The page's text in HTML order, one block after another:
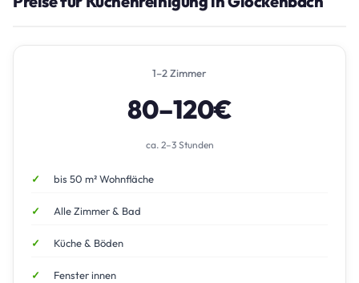
1–2 Zimmer
80–120€
ca. 2–3 Stunden
bis 50 m² Wohnfläche
Alle Zimmer & Bad
Küche & Böden
Fenster innen